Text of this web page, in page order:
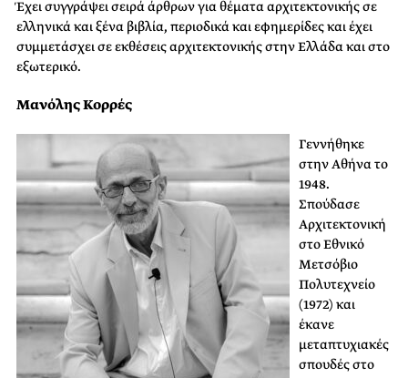
Έχει συγγράψει σειρά άρθρων για θέματα αρχιτεκτονικής σε
ελληνικά και ξένα βιβλία, περιοδικά και εφημερίδες και έχει
συμμετάσχει σε εκθέσεις αρχιτεκτονικής στην Ελλάδα και στο
εξωτερικό.
Μανόλης Κορρές
Γεννήθηκε
στην Αθήνα το
1948.
Σπούδασε
Αρχιτεκτονική
στο Εθνικό
Μετσόβιο
Πολυτεχνείο
(1972) και
έκανε
μεταπτυχιακές
σπουδές στο